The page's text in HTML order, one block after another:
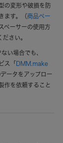
の変形や破損を防
ます。（商品ペー
ペーサーの使用方
さい。
い場合でも、
ス「 DMM.make
ータをアップロー
作を依頼すること